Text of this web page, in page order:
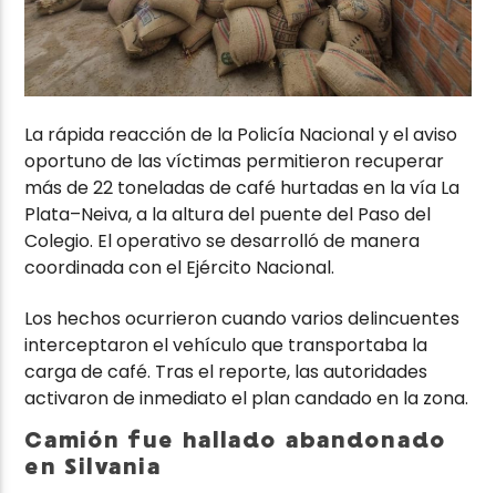
La rápida reacción de la Policía Nacional y el aviso
oportuno de las víctimas permitieron recuperar
más de 22 toneladas de café hurtadas en la vía La
Plata–Neiva, a la altura del puente del Paso del
Colegio. El operativo se desarrolló de manera
coordinada con el Ejército Nacional.
Los hechos ocurrieron cuando varios delincuentes
interceptaron el vehículo que transportaba la
carga de café. Tras el reporte, las autoridades
activaron de inmediato el plan candado en la zona.
Camión fue hallado abandonado
en Silvania